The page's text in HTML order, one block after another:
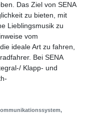
Das Ziel von SENA
zu bieten, mit
Lieblingsmusik zu
vom
ideale Art zu fahren,
Bei SENA
Klapp- und